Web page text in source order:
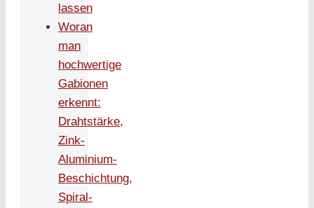
lassen
Woran
man
hochwertige
Gabionen
erkennt:
Drahtstärke,
Zink-
Aluminium-
Beschichtung,
Spiral-